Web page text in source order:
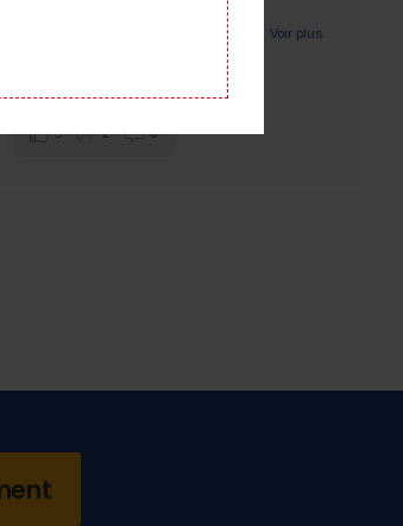
Voyez les affiches pour les
Voir plus
5 2 0